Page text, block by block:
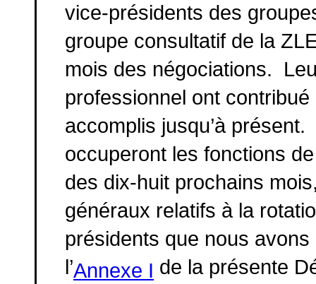
vice-présidents des
groupe consultatif de la
mois des négociations.
professionnel ont
accomplis jusqu’à
occuperont les fonctions
des dix-huit prochains
généraux relatifs à la
présidents que nous
l’Annexe I de la présente